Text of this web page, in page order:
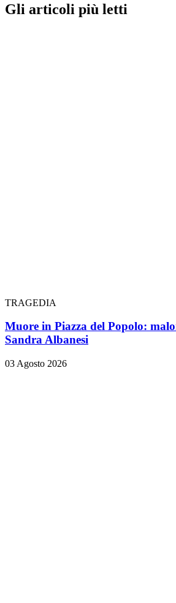
Gli articoli più letti
TRAGEDIA
Muore in Piazza del Popolo:
Sandra Albanesi
03 Agosto 2026